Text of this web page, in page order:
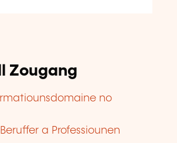
Zougang
no
a Professiounen